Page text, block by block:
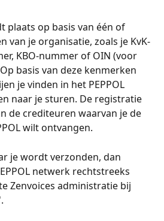
plaats op basis van één of
van je organisatie, zoals je KvK-
KBO-nummer of OIN (voor
basis van deze kenmerken
je vinden in het PEPPOL
naar je sturen. De registratie
de crediteuren waarvan je de
wilt ontvangen.
je wordt verzonden, dan
netwerk rechtstreeks
Zenvoices administratie bij